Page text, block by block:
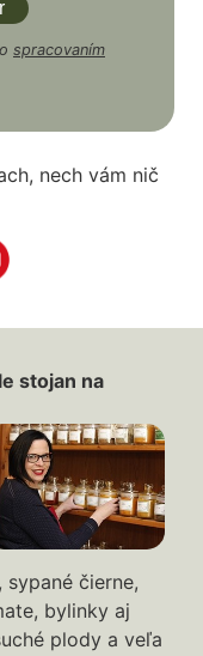
spracovaním
nech vám nič
stojan na
čierne,
bylinky aj
plody a veľa